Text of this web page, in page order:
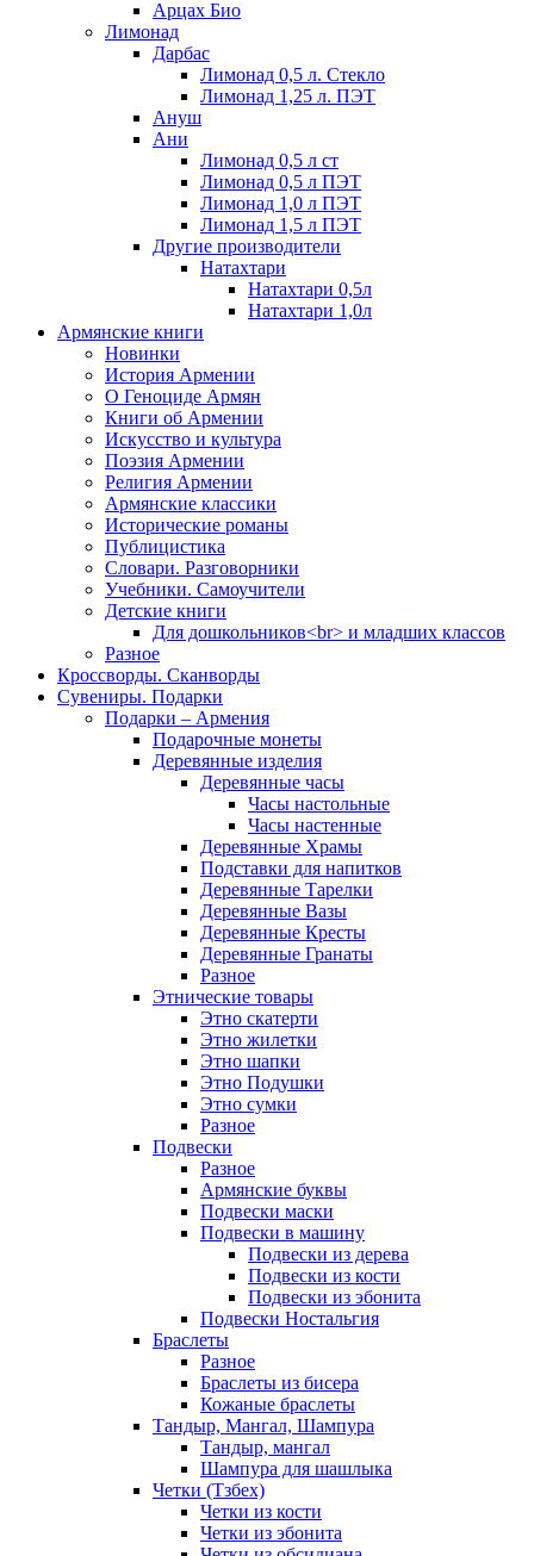
Арцах Био
Лимонад
Дарбас
Лимонад 0,5 л. Стекло
Лимонад 1,25 л. ПЭТ
Ануш
Ани
Лимонад 0,5 л ст
Лимонад 0,5 л ПЭТ
Лимонад 1,0 л ПЭТ
Лимонад 1,5 л ПЭТ
Другие производители
Натахтари
Натахтари 0,5л
Натахтари 1,0л
Армянские книги
Новинки
История Армении
О Геноциде Армян
Книги об Армении
Иcкусство и культура
Поэзия Армении
Религия Армении
Армянские классики
Исторические романы
Публицистика
Словари. Разговорники
Учебники. Самоучители
Детские книги
Для дошкольников<br> и младших классов
Разное
Кроссворды. Сканворды
Сувениры. Подарки
Подарки – Армения
Подарочные монеты
Деревянные изделия
Деревянные часы
Часы настольные
Часы настенные
Деревянные Храмы
Подставки для напитков
Деревянные Тарелки
Деревянные Вазы
Деревянные Кресты
Деревянные Гранаты
Разное
Этнические товары
Этно скатерти
Этно жилетки
Этно шапки
Этно Подушки
Этно сумки
Разное
Подвески
Разное
Армянские буквы
Подвески маски
Подвески в машину
Подвески из дерева
Подвески из кости
Подвески из эбонита
Подвески Ностальгия
Браслеты
Разное
Браслеты из бисера
Кожаные браслеты
Тандыр, Мангал, Шампура
Тандыр, мангал
Шампура для шашлыка
Четки (Тзбех)
Четки из кости
Четки из эбонита